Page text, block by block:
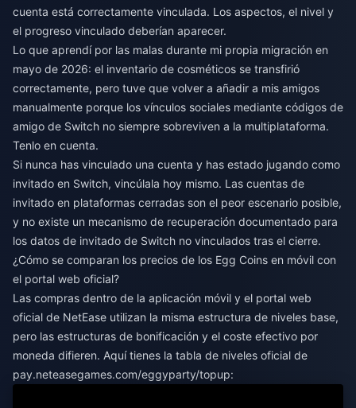
cuenta está correctamente vinculada. Los aspectos, el nivel y
el progreso vinculado deberían aparecer.
Lo que aprendí por las malas durante mi propia migración en
mayo de 2026: el inventario de cosméticos se transfirió
correctamente, pero tuve que volver a añadir a mis amigos
manualmente porque los vínculos sociales mediante códigos de
amigo de Switch no siempre sobreviven a la multiplataforma.
Tenlo en cuenta.
Si nunca has vinculado una cuenta y has estado jugando como
invitado en Switch, vincúlala hoy mismo. Las cuentas de
invitado en plataformas cerradas son el peor escenario posible,
y no existe un mecanismo de recuperación documentado para
los datos de invitado de Switch no vinculados tras el cierre.
¿Cómo se comparan los precios de los Egg Coins en móvil con
el portal web oficial?
Las compras dentro de la aplicación móvil y el portal web
oficial de NetEase utilizan la misma estructura de niveles base,
pero las estructuras de bonificación y el coste efectivo por
moneda difieren. Aquí tienes la tabla de niveles oficial de
pay.neteasegames.com/eggyparty/topup: